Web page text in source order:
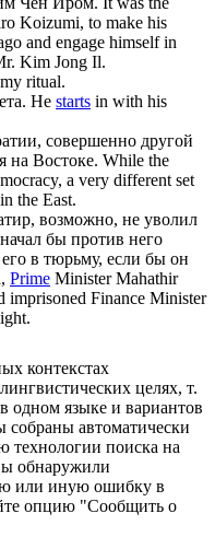
Koizumi, to make his
and engage himself in
Kim Jong Il.
my ritual.
He starts in with his
совершенно другой
на Востоке. While the
a very different set
the East.
возможно, не уволил
начал бы против него
в тюрьму, если бы он
Prime Minister Mahathir
imprisoned Finance Minister
контекстах
целях, т.
одном языке и вариантов
собраны автоматически
технологии поиска на
обнаружили
или иную ошибку в
опцию "Сообщить о